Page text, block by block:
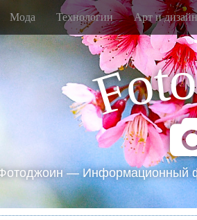
Мода Технологии Арт и дизайн
Foto
— Информационный